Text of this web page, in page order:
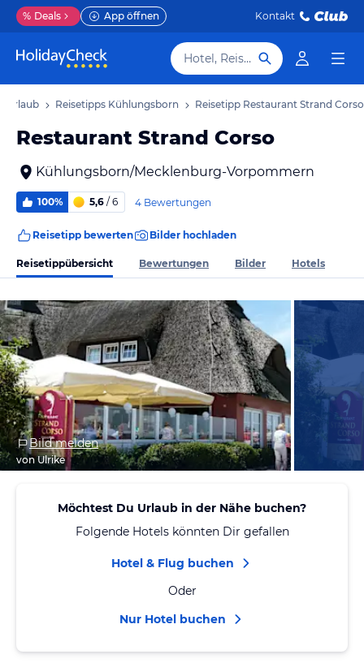
% Deals App öffnen Kontakt
Hotel, Reiseziel
Urlaub Reisetipps Kühlungsborn Reisetipp Restaurant Strand Corso
Restaurant Strand Corso
Kühlungsborn/Mecklenburg-Vorpommern
100% 5,6 / 6 4 Bewertungen
Reisetipp bewerten Bilder hochladen
Reisetippübersicht Bewertungen Bilder Hotels
Bild melden
von Ulrike
Möchtest Du Urlaub in der Nähe buchen?
Folgende Hotels könnten Dir gefallen
Hotel & Flug buchen
Oder
Nur Hotel buchen